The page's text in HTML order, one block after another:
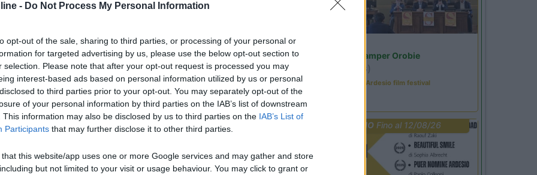
- Do Not Process My Personal Information
opt-out of the sale, sharing to third parties, or processing of your personal or
for targeted advertising by us, please use the below opt-out section to
selection. Please note that after your opt-out request is processed you may
interest-based ads based on personal information utilized by us or personal
to third parties prior to your opt-out. You may separately opt-out of the
of your personal information by third parties on the IAB’s list of downstream
This information may also be disclosed by us to third parties on the IAB’s List of
Participants that may further disclose it to other third parties.
that this website/app uses one or more Google services and may gather and store
but not limited to your visit or usage behaviour. You may click to grant or
(1) Prezzo (1) Pulizia (1)
Servizi (1)
30/06/2023 12:08
Area Sosta Camper Orobie
(BG)
Sacrae Scenae - Ardesio film festival
PROMO Fino al 12/08/26